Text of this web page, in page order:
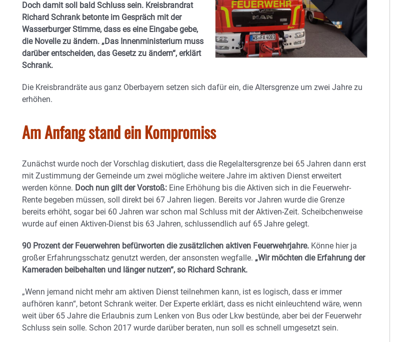
Doch damit soll bald Schluss sein. Kreisbrandrat
Richard Schrank betonte im Gespräch mit der
Wasserburger Stimme, dass es eine Eingabe gebe,
die Novelle zu ändern. „Das Innenministerium muss
darüber entscheiden, das Gesetz zu ändern“, erklärt
Schrank.
Die Kreisbrandräte aus ganz Oberbayern setzen sich dafür ein, die Altersgrenze um zwei Jahre zu
erhöhen.
Am Anfang stand ein Kompromiss
Zunächst wurde noch der Vorschlag diskutiert, dass die Regelaltersgrenze bei 65 Jahren dann erst
mit Zustimmung der Gemeinde um zwei mögliche weitere Jahre im aktiven Dienst erweitert
werden könne. Doch nun gilt der Vorstoß: Eine Erhöhung bis die Aktiven sich in die Feuerwehr-
Rente begeben müssen, soll direkt bei 67 Jahren liegen. Bereits vor Jahren wurde die Grenze
bereits erhöht, sogar bei 60 Jahren war schon mal Schluss mit der Aktiven-Zeit. Scheibchenweise
wurde auf einen Aktiven-Dienst bis 63 Jahren, schlussendlich auf 65 Jahre gelegt.
90 Prozent der Feuerwehren befürworten die zusätzlichen aktiven Feuerwehrjahre. Könne hier ja
großer Erfahrungsschatz genutzt werden, der ansonsten wegfalle. „Wir möchten die Erfahrung der
Kameraden beibehalten und länger nutzen“, so Richard Schrank.
„Wenn jemand nicht mehr am aktiven Dienst teilnehmen kann, ist es logisch, dass er immer
aufhören kann“, betont Schrank weiter. Der Experte erklärt, dass es nicht einleuchtend wäre, wenn
weit über 65 Jahre die Erlaubnis zum Lenken von Bus oder Lkw bestünde, aber bei der Feuerwehr
Schluss sein solle. Schon 2017 wurde darüber beraten, nun soll es schnell umgesetzt sein.